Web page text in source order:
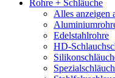
Rohre + Schläuche
Alles anzeigen
Edelstahlrohre
HD-